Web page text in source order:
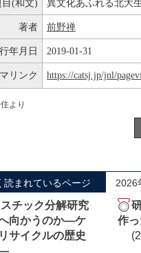
目(和文) 異文化あふれる北大
著者 前野禅
年月日 2019-01-31
リンク https://catsj.jp/jnl/
より
読まれているページ 2026
チック分解研究
向かうのか―ケ
サイクルの歴史
―
作